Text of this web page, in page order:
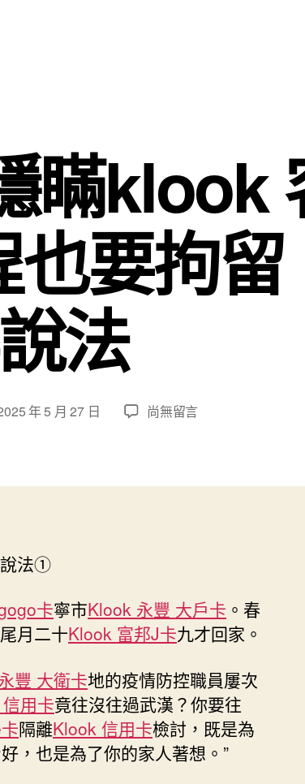
瞞klook
要拘
法
年 5 月 27 日
在
病，
旅
遊
優
過
程
也
要
拘
尚無留言
說法①
卡寧市Klook 永豐 大戶卡 。春
月二十Klook 富邦J卡九才回家。
豐 大衛卡地的疫情防控職員屢次
用卡竟往沒往過武漢？你要往
隔離Klook 信用卡檢討，既是為
，也是為了你的家人著想。”